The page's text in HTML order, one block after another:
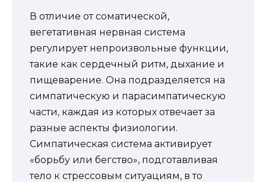
В отличие от соматической,
вегетативная нервная система
регулирует непроизвольные функции,
такие как сердечный ритм, дыхание и
пищеварение. Она подразделяется на
симпатическую и парасимпатическую
части, каждая из которых отвечает за
разные аспекты физиологии.
Симпатическая система активирует
«борьбу или бегство», подготавливая
тело к стрессовым ситуациям, в то